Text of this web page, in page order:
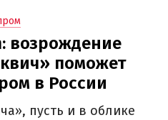
возрождение
поможет
в России
пусть и в облике